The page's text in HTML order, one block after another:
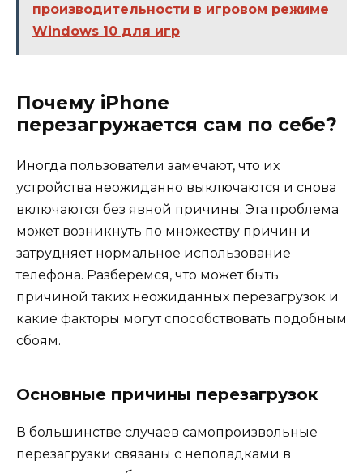
производительности в игровом режиме
Windows 10 для игр
Почему iPhone
перезагружается сам по себе?
Иногда пользователи замечают, что их
устройства неожиданно выключаются и снова
включаются без явной причины. Эта проблема
может возникнуть по множеству причин и
затрудняет нормальное использование
телефона. Разберемся, что может быть
причиной таких неожиданных перезагрузок и
какие факторы могут способствовать подобным
сбоям.
Основные причины перезагрузок
В большинстве случаев самопроизвольные
перезагрузки связаны с неполадками в